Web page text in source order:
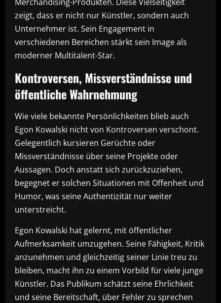
zeigt, dass er nicht nur Künstler, sondern auch
Unternehmer ist. Sein Engagement in
verschiedenen Bereichen stärkt sein Image als
moderner Multitalent-Star.
Kontroversen, Missverständnisse und
öffentliche Wahrnehmung
Wie viele bekannte Persönlichkeiten blieb auch
Egon Kowalski nicht von Kontroversen verschont.
Gelegentlich kursieren Gerüchte oder
Missverständnisse über seine Projekte oder
Aussagen. Doch anstatt sich zurückzuziehen,
begegnet er solchen Situationen mit Offenheit und
Humor, was seine Authentizität nur weiter
unterstreicht.
Egon Kowalski hat gelernt, mit öffentlicher
Aufmerksamkeit umzugehen. Seine Fähigkeit, Kritik
anzunehmen und gleichzeitig seiner Linie treu zu
bleiben, macht ihn zu einem Vorbild für viele junge
Künstler. Das Publikum schätzt seine Ehrlichkeit
und seine Bereitschaft, über Fehler zu sprechen